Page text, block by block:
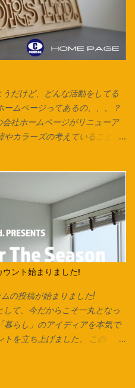
を切り落としてから始めま
像の方向でハサミを入れてい
弱くなるのでご注意ください。
で裁断していますが、 市販の
紐にしたいときは2cm～2.5cm
2本のひもにしています。 長い
箇所だけ切り、 長い1本をつく
は紐通しの代わりに安全ピンを
きさ次第ではヘアピンやボー
ル商品は Instagram でもお楽
品情報を発信いたしておりま
しくカラーズカタログが出来ま
CHECK → Colors Catalog
だけど、どんな活動をしてる
ムページってあるの、、、？
社ホームページがリニューア
やカラーズの考えていること、
、チェックしてみてください♪
な時代だからこそ、 継続的に
える事を もっと大切にしていき
の動きをホームページ上でも感
んどん輪が拡がっていくよう
ことを願って。 「絵は、口ほ
た社長のブログも、 今までに
なども綴られています。 詳し
近注目していること」のコーナ
ームページはコチラ↓↓↓
しくお願い致します。 ご相
ウント始まりました!
の投稿が始まりました!
て、今だからこそ一丸となっ
暮らし」のアイディアを本気で
トを立ち上げました。 この